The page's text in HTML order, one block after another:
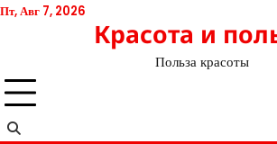
Перейти
Пт, Авг 7, 2026
Красота и
Польза красоты